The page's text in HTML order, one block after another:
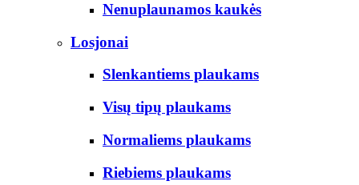
Nenuplaunamos kaukės
Losjonai
Slenkantiems plaukams
Visų tipų plaukams
Normaliems plaukams
Riebiems plaukams